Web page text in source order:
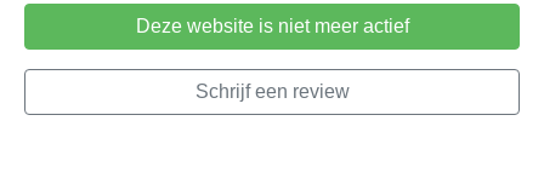
Deze website is niet meer actief
Schrijf een review